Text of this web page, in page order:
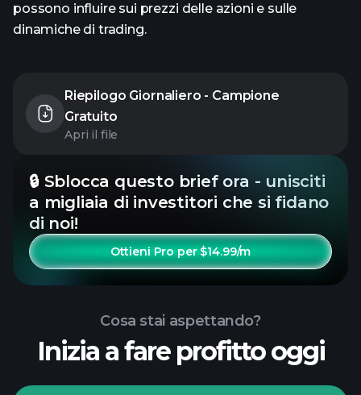
possono influire sui prezzi delle azioni e sulle
dinamiche di trading.
Riepilogo Giornaliero - Campione
Gratuito
Apri il file
🔒 Sblocca questo brief ora - unisciti
a migliaia di investitori che si fidano
di noi!
Ottieni Pro per $14.99/m
Cosa stai aspettando?
Inizia a fare profitto oggi